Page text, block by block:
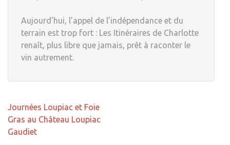
Aujourd’hui, l’appel de l’indépendance et du
terrain est trop fort : Les Itinéraires de Charlotte
renaît, plus libre que jamais, prêt à raconter le
vin autrement.
Navigation
de
l’article
Journées Loupiac et Foie
Gras au Château Loupiac
Gaudiet